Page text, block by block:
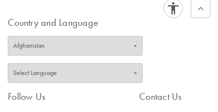
Country and Language
Follow Us Contact Us